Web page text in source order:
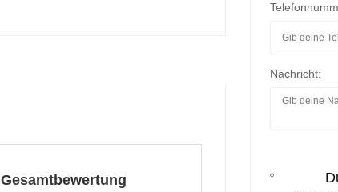
Gesamtbewertung
Nachricht: